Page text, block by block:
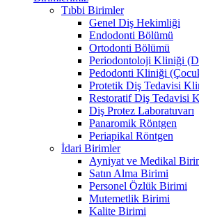
Tıbbi Birimler
Genel Diş Hekimliği
Endodonti Bölümü
Ortodonti Bölümü
Periodontoloji Kliniği
Pedodonti Kliniği
Protetik Diş Tedavisi
Restoratif Diş Tedavisi
Diş Protez Laboratuvarı
Panaromik Röntgen
Periapikal Röntgen
İdari Birimler
Ayniyat ve Medikal
Satın Alma Birimi
Personel Özlük Birimi
Mutemetlik Birimi
Kalite Birimi